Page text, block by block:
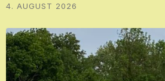
4. AUGUST 2026